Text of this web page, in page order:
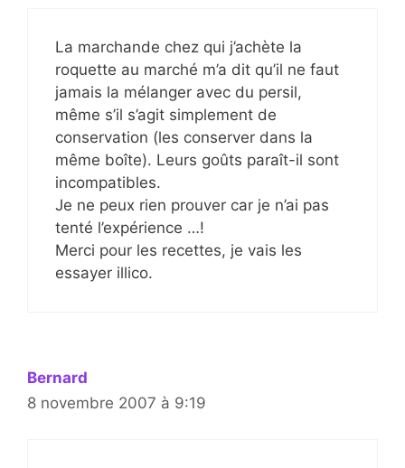
La marchande chez qui j’achète la
roquette au marché m’a dit qu’il ne faut
jamais la mélanger avec du persil,
même s’il s’agit simplement de
conservation (les conserver dans la
même boîte). Leurs goûts paraît-il sont
incompatibles.
Je ne peux rien prouver car je n’ai pas
tenté l’expérience …!
Merci pour les recettes, je vais les
essayer illico.
Bernard
8 novembre 2007 à 9:19